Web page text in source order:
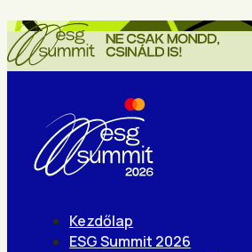
Kezdőlap
ESG Summit 2026